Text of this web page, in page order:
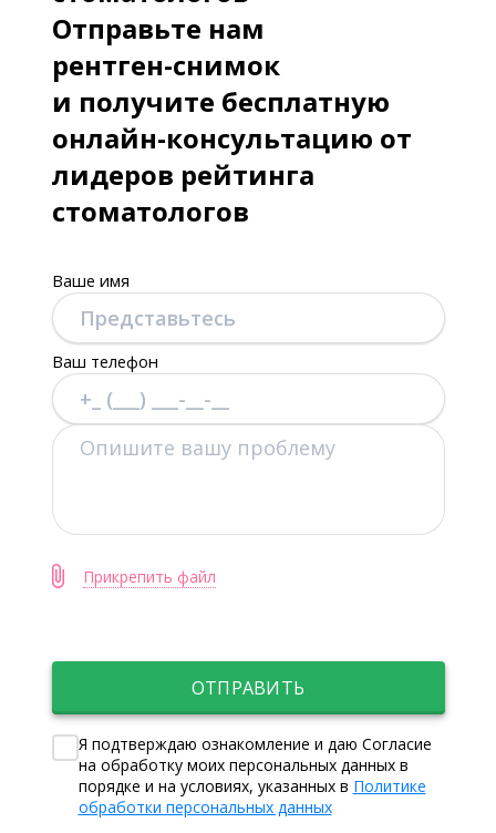
Отправьте нам
рентген-снимок
и получите бесплатную
онлайн-консультацию от
лидеров рейтинга
стоматологов
Ваше имя
Ваш телефон
Прикрепить файл
ОТПРАВИТЬ
Я подтверждаю ознакомление и даю Согласие
на обработку моих персональных данных в
порядке и на условиях, указанных в Политике
обработки персональных данных